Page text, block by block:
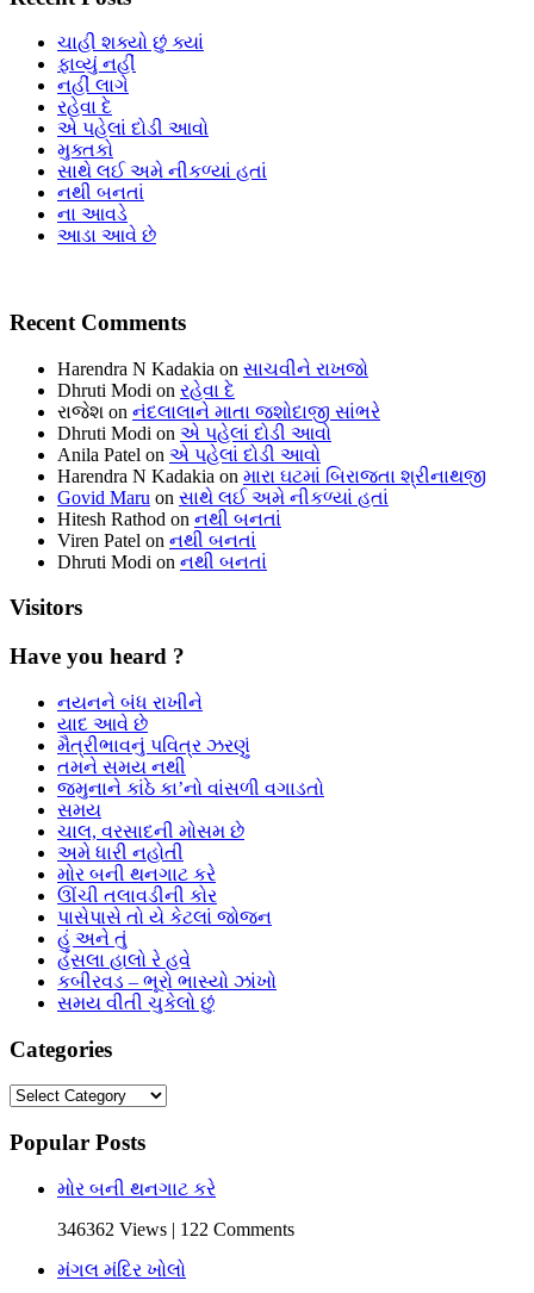
ચાહી શક્યો છું ક્યાં
ફાવ્યું નહીં
નહીં લાગે
રહેવા દે
એ પહેલાં દોડી આવો
મુક્તકો
સાથે લઈ અમે નીકળ્યાં હતાં
નથી બનતાં
ના આવડે
આડા આવે છે
Recent Comments
Harendra N Kadakia on સાચવીને રાખજો
Dhruti Modi on રહેવા દે
રાજેશ on નંદલાલાને માતા જશોદાજી સાંભરે
Dhruti Modi on એ પહેલાં દોડી આવો
Anila Patel on એ પહેલાં દોડી આવો
Harendra N Kadakia on મારા ઘટમાં બિરાજતા શ્રીનાથજી
Govid Maru on સાથે લઈ અમે નીકળ્યાં હતાં
Hitesh Rathod on નથી બનતાં
Viren Patel on નથી બનતાં
Dhruti Modi on નથી બનતાં
Visitors
Have you heard ?
નયનને બંધ રાખીને
યાદ આવે છે
મૈત્રીભાવનું પવિત્ર ઝરણું
તમને સમય નથી
જમુનાને કાંઠે કા’નો વાંસળી વગાડતો
સમય
ચાલ, વરસાદની મોસમ છે
અમે ધારી નહોતી
મોર બની થનગાટ કરે
ઊંચી તલાવડીની કોર
પાસેપાસે તો યે કેટલાં જોજન
હું અને તું
હંસલા હાલો રે હવે
કબીરવડ – ભૂરો ભાસ્યો ઝાંખો
સમય વીતી ચુકેલો છું
Categories
Categories
Popular Posts
મોર બની થનગાટ કરે
346362 Views | 122 Comments
મંગલ મંદિર ખોલો